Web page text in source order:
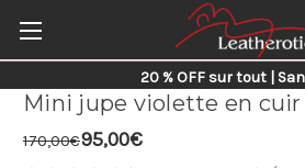
20 % OFF sur tout |
Mini jupe violette en cuir
170,00€95,00€